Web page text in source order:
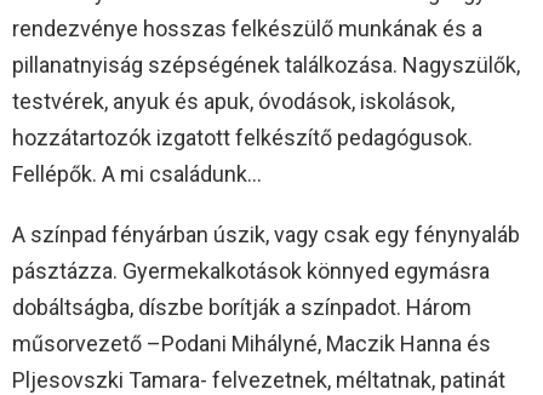
rendezvénye hosszas felkészülő munkának és a
pillanatnyiság szépségének találkozása. Nagyszülők,
testvérek, anyuk és apuk, óvodások, iskolások,
hozzátartozók izgatott felkészítő pedagógusok.
Fellépők. A mi családunk…
A színpad fényárban úszik, vagy csak egy fénynyaláb
pásztázza. Gyermekalkotások könnyed egymásra
dobáltságba, díszbe borítják a színpadot. Három
műsorvezető –Podani Mihályné, Maczik Hanna és
Pljesovszki Tamara- felvezetnek, méltatnak, patinát